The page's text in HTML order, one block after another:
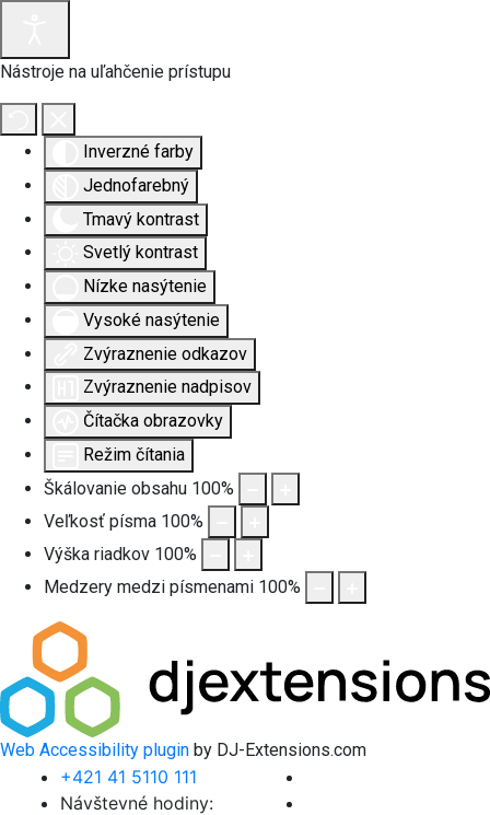
Nástroje na uľahčenie prístupu
Inverzné farby
Jednofarebný
Tmavý kontrast
Svetlý kontrast
Nízke nasýtenie
Vysoké nasýtenie
Zvýraznenie odkazov
Zvýraznenie nadpisov
Čítačka obrazovky
Režim čítania
Škálovanie obsahu 100%
Veľkosť písma 100%
Výška riadkov 100%
Medzery medzi písmenami 100%
Web Accessibility plugin by DJ-Extensions.com
+421 41 5110 111
Návštevné hodiny: